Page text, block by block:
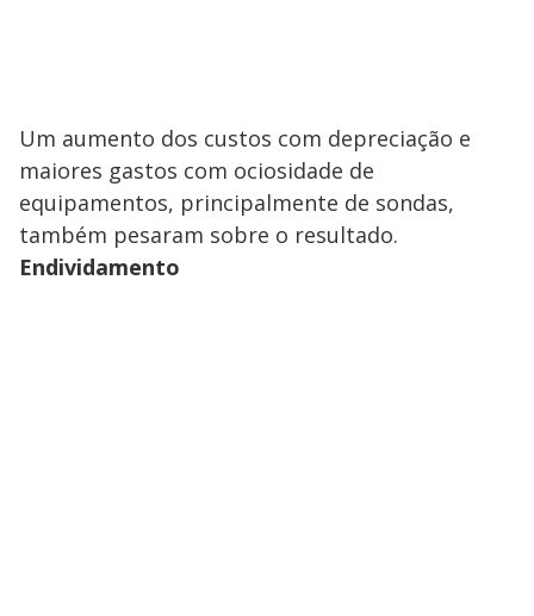
Um aumento dos custos com depreciação e
maiores gastos com ociosidade de
equipamentos, principalmente de sondas,
também pesaram sobre o resultado.
Endividamento